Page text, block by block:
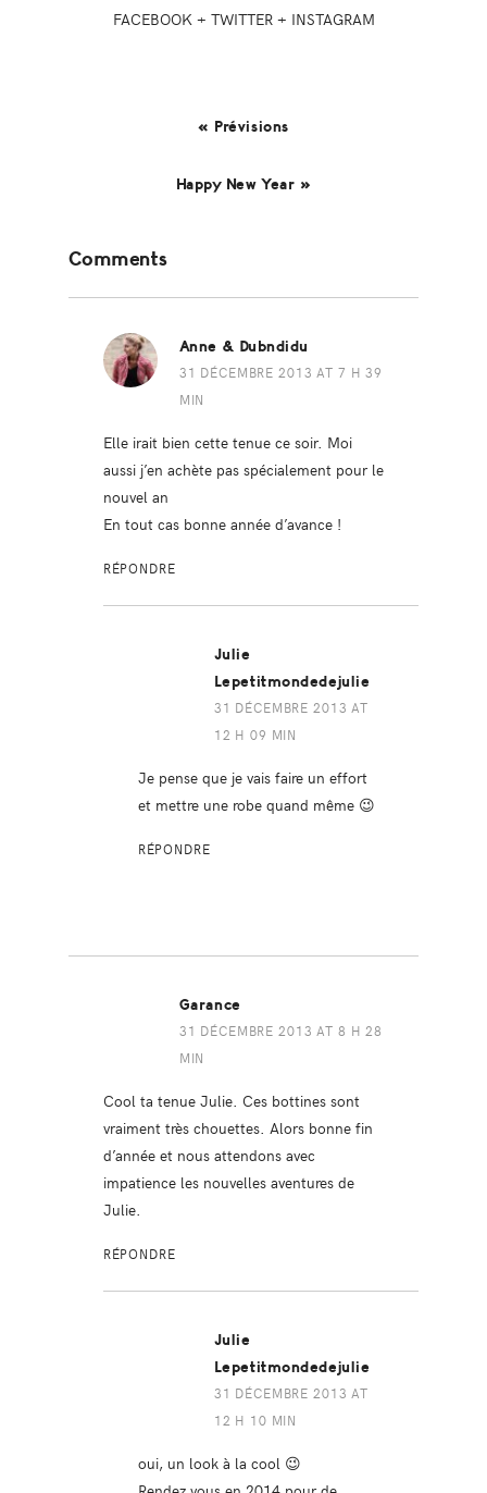
FACEBOOK + TWITTER + INSTAGRAM
« Prévisions
Happy New Year »
Interactions
Comments
Anne & Dubndidu
31 DÉCEMBRE 2013 AT 7 H 39
MIN
Elle irait bien cette tenue ce soir. Moi
aussi j’en achète pas spécialement pour le
nouvel an
En tout cas bonne année d’avance !
RÉPONDRE
Julie
Lepetitmondedejulie
31 DÉCEMBRE 2013 AT
12 H 09 MIN
Je pense que je vais faire un effort
et mettre une robe quand même 😉
RÉPONDRE
Garance
31 DÉCEMBRE 2013 AT 8 H 28
MIN
Cool ta tenue Julie. Ces bottines sont
vraiment très chouettes. Alors bonne fin
d’année et nous attendons avec
impatience les nouvelles aventures de
Julie.
RÉPONDRE
Julie
Lepetitmondedejulie
31 DÉCEMBRE 2013 AT
12 H 10 MIN
oui, un look à la cool 😉